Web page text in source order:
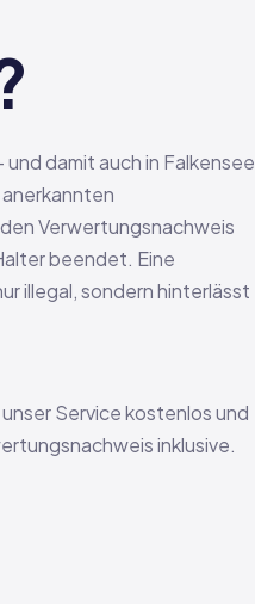
damit auch in Falkensee
Verwertungsnachweis
beendet. Eine
illegal, sondern hinterlässt
Service kostenlos und
inklusive.